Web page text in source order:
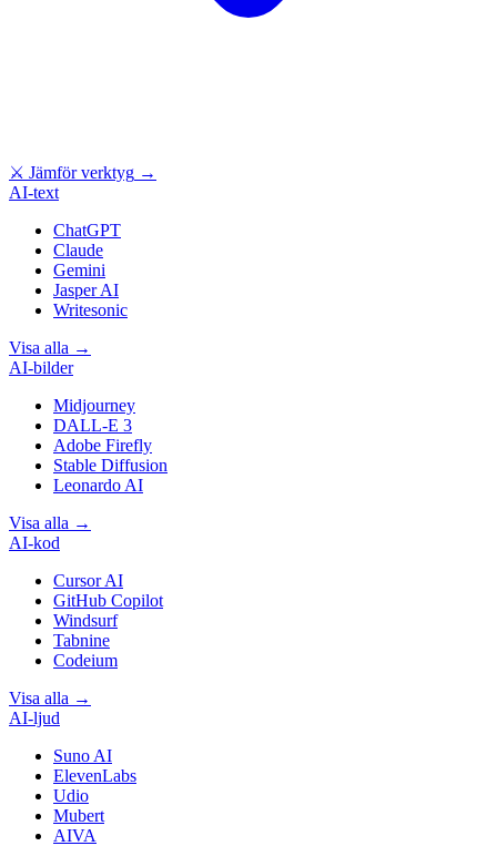
⚔ Jämför verktyg →
AI-text
ChatGPT
Claude
Gemini
Jasper AI
Writesonic
Visa alla →
AI-bilder
Midjourney
DALL-E 3
Adobe Firefly
Stable Diffusion
Leonardo AI
Visa alla →
AI-kod
Cursor AI
GitHub Copilot
Windsurf
Tabnine
Codeium
Visa alla →
AI-ljud
Suno AI
ElevenLabs
Udio
Mubert
AIVA